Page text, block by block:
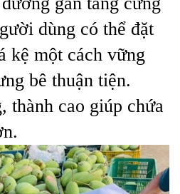
dùng có thể đặt
kệ một cách vững
bê thuận tiện.
thành cao giúp chứa